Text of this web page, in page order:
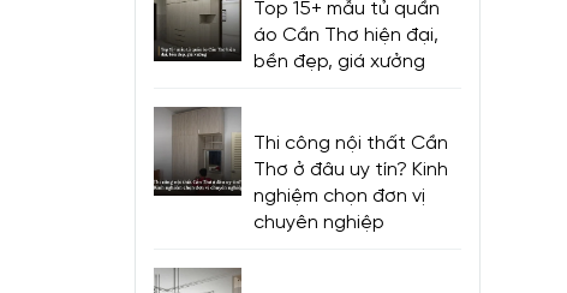
Top 15+ mẫu tủ quần
áo Cần Thơ hiện đại,
bền đẹp, giá xưởng
Thi công nội thất Cần
Thơ ở đâu uy tín? Kinh
nghiệm chọn đơn vị
chuyên nghiệp